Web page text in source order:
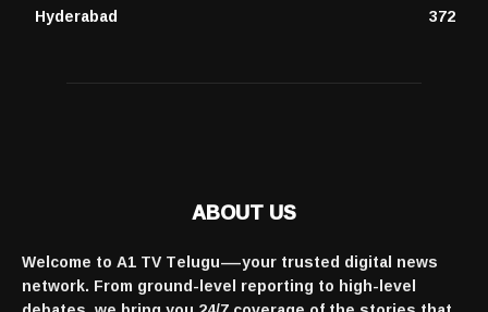
Hyderabad
372
ABOUT US
Welcome to A1 TV Telugu—your trusted digital news
network. From ground-level reporting to high-level